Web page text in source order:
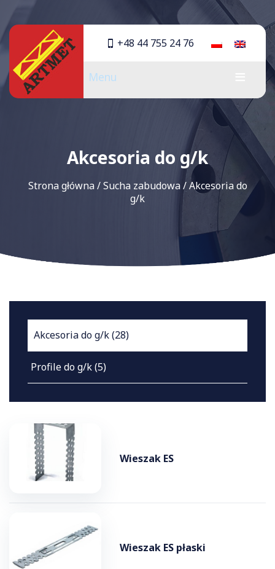
+48 44 755 24 76
Menu
Akcesoria do g/k
Strona główna/Sucha zabudowa/Akcesoria do
g/k
Akcesoria do g/k(28)
Profile do g/k(5)
Wieszak ES
Wieszak ES płaski